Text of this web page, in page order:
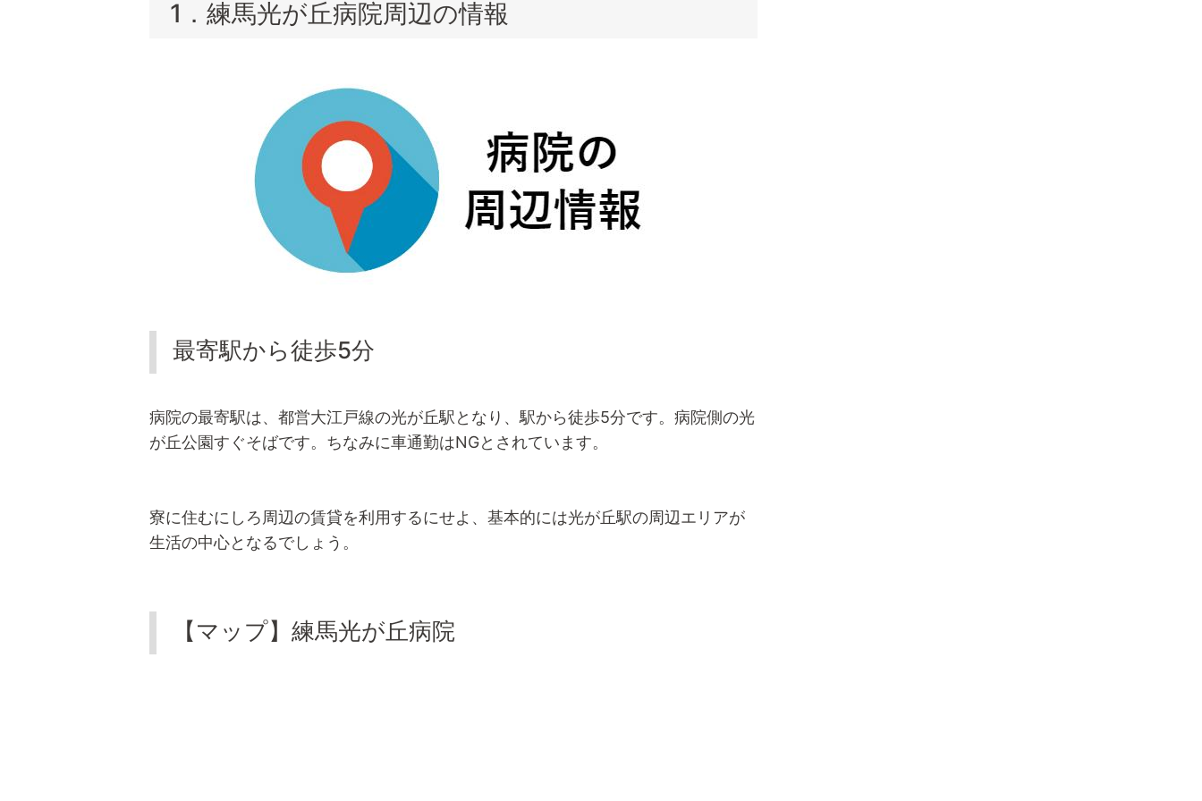
1．練馬光が丘病院周辺の情報
最寄駅から徒歩5分
病院の最寄駅は、都営大江戸線の光が丘駅となり、駅から徒歩5分です。病院側の光
が丘公園すぐそばです。ちなみに車通勤はNGとされています。
寮に住むにしろ周辺の賃貸を利用するにせよ、基本的には光が丘駅の周辺エリアが
生活の中心となるでしょう。
【マップ】練馬光が丘病院